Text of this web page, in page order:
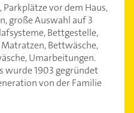
vor dem Haus,
große Auswahl auf 3
Bettgestelle,
Bettwäsche,
Umarbeitungen.
wurde 1903 gegründet
von der Familie